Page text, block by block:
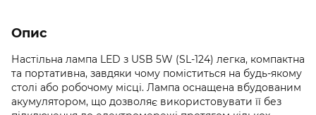
Опис
Настільна лампа LED з USB 5W (SL-124) легка, компактна
та портативна, завдяки чому поміститься на будь-якому
столі або робочому місці. Лампа оснащена вбудованим
акумулятором, що дозволяє використовувати її без